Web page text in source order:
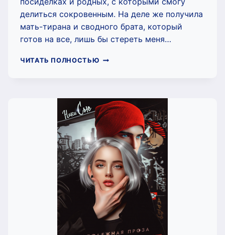
делиться сокровенным. На деле же получила
мать-тирана и сводного брата, который
готов на все, лишь бы стереть меня…
ЧИТАТЬ ПОЛНОСТЬЮ НАВСЕГДА